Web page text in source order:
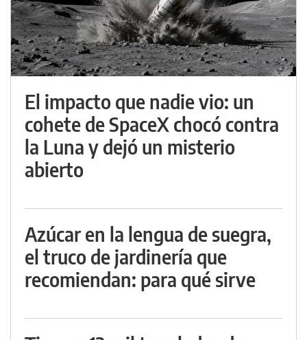
El impacto que nadie vio: un
cohete de SpaceX chocó contra
la Luna y dejó un misterio
abierto
Azúcar en la lengua de suegra,
el truco de jardinería que
recomiendan: para qué sirve